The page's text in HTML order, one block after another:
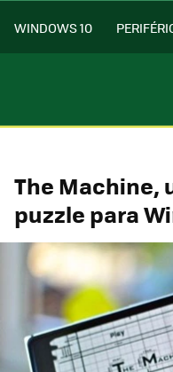
WINDOWS 10
The Machine,
puzzle para